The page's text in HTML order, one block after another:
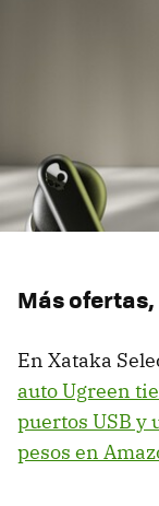
Más
En Xataka
auto Ugreen
puertos USB y
pesos en